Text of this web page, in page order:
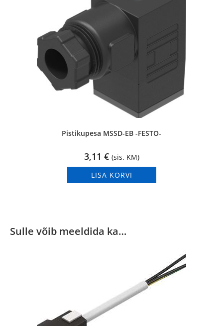
Pistikupesa MSSD-EB -FESTO-
3,11 € (sis. KM)
LISA KORVI
Sulle võib meeldida ka…